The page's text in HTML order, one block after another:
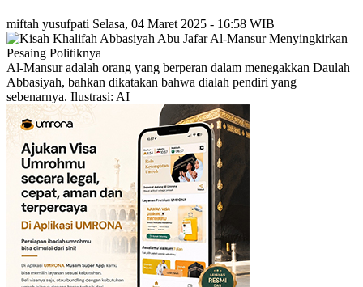
miftah yusufpati Selasa, 04 Maret 2025 - 16:58 WIB
Al-Mansur adalah orang yang berperan dalam menegakkan Daulah
Abbasiyah, bahkan dikatakan bahwa dialah pendiri yang
sebenarnya. Ilustrasi: AI